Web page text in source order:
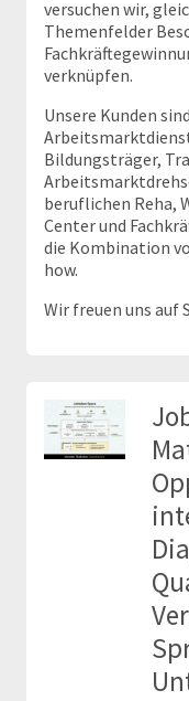
versuchen wir,
Themenfelder
verknüpfen.
Unsere Kunden
Bildungsträger,
beruflichen Reha,
Center und
die Kombination
how.
Wir freuen uns auf